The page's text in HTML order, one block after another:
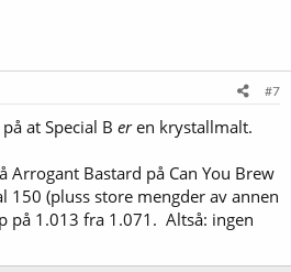
#7
på at Special B eren krystallmalt.
Arrogant Bastard på Can You Brew
150 (pluss store mengder av annen
på 1.013 fra 1.071. Altså: ingen